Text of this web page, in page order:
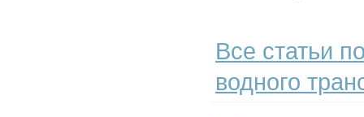
Все статьи
водного